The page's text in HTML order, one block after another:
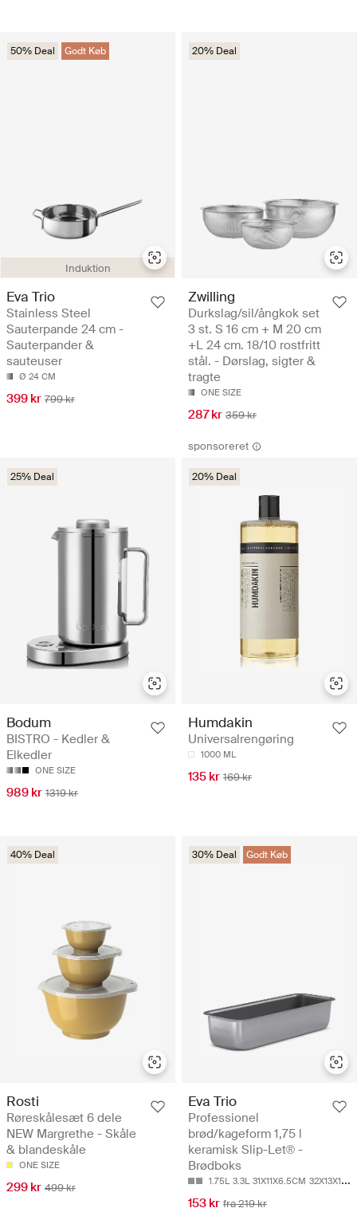
Induktion
50% Deal Godt Køb
Eva Trio
Stainless Steel
Sauterpande 24 cm -
Sauterpander &
sauteuser
Ø 24 CM
399 kr 799 kr
20% Deal
Zwilling
Durkslag/sil/ångkok set
3 st. S 16 cm + M 20 cm
+L 24 cm. 18/10 rostfritt
stål. - Dørslag, sigter &
tragte
ONE SIZE
287 kr 359 kr
25% Deal
Bodum
BISTRO - Kedler &
Elkedler
ONE SIZE
989 kr 1319 kr
sponsoreret
20% Deal
Humdakin
Universalrengøring
1000 ML
135 kr 169 kr
40% Deal
Rosti
Røreskålesæt 6 dele
NEW Margrethe - Skåle
& blandeskåle
ONE SIZE
299 kr 499 kr
30% Deal Godt Køb
Eva Trio
Professionel
brød/kageform 1,75 l
keramisk Slip-Let® -
Brødboks
1.75L 3.3L 31X11X6.5CM 32X13X10CM
153 kr fra 219 kr